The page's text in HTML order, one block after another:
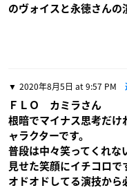
のヴォイスと永徳さんの
2020年8月5日 at 9:57 PM
ＦＬＯ カミラさん
根暗でマイナス思考だけ
ャラクターです。
普段は中々笑ってくれな
見せた笑顔にイチコロで
オドオドしてる演技から